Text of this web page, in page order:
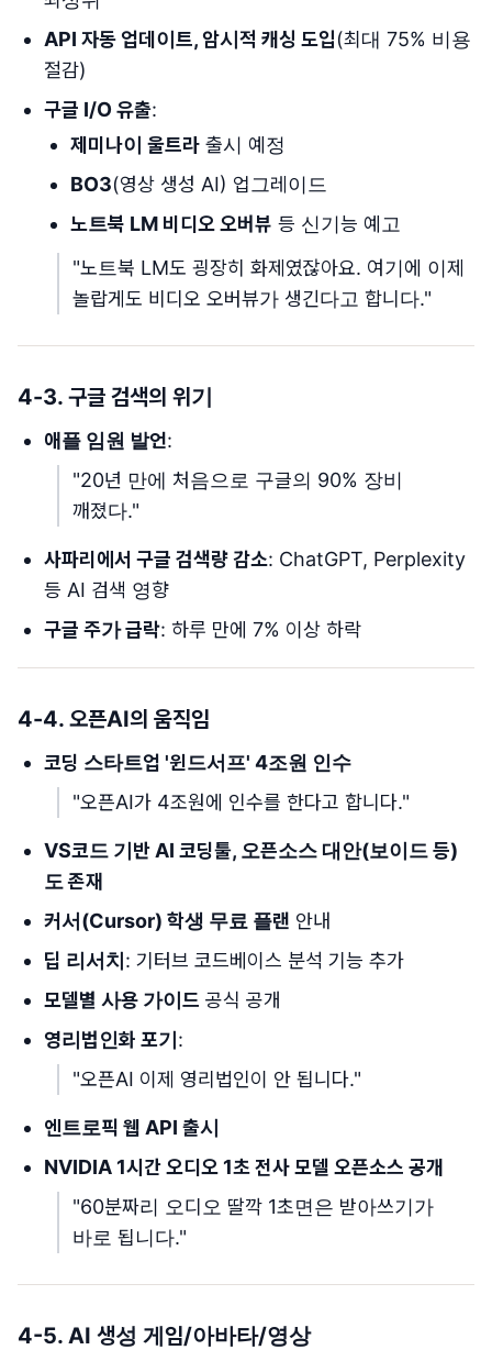
API 자동 업데이트, 암시적 캐싱 도입(최대 75% 비용
절감)
구글 I/O 유출:
제미나이 울트라 출시 예정
BO3(영상 생성 AI) 업그레이드
노트북 LM 비디오 오버뷰 등 신기능 예고
"노트북 LM도 굉장히 화제였잖아요. 여기에 이제
놀랍게도 비디오 오버뷰가 생긴다고 합니다."
4-3. 구글 검색의 위기
애플 임원 발언:
"20년 만에 처음으로 구글의 90% 장비
깨졌다."
사파리에서 구글 검색량 감소: ChatGPT, Perplexity
등 AI 검색 영향
구글 주가 급락: 하루 만에 7% 이상 하락
4-4. 오픈AI의 움직임
코딩 스타트업 '윈드서프' 4조원 인수
"오픈AI가 4조원에 인수를 한다고 합니다."
VS코드 기반 AI 코딩툴, 오픈소스 대안(보이드 등)
도 존재
커서(Cursor) 학생 무료 플랜 안내
딥 리서치 : 기터브 코드베이스 분석 기능 추가
모델별 사용 가이드 공식 공개
영리법인화 포기 :
"오픈AI 이제 영리법인이 안 됩니다."
엔트로픽 웹 API 출시
NVIDIA 1시간 오디오 1초 전사 모델 오픈소스 공개
"60분짜리 오디오 딸깍 1초면은 받아쓰기가
바로 됩니다."
4-5. AI 생성 게임/아바타/영상